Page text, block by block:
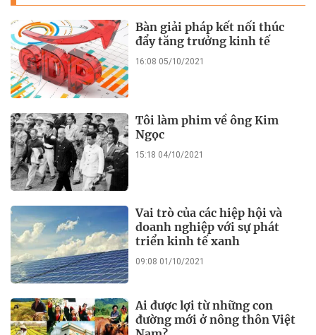
Bàn giải pháp kết nối thúc
đẩy tăng trưởng kinh tế
16:08 05/10/2021
Tôi làm phim về ông Kim
Ngọc
15:18 04/10/2021
Vai trò của các hiệp hội và
doanh nghiệp với sự phát
triển kinh tế xanh
09:08 01/10/2021
Ai được lợi từ những con
đường mới ở nông thôn Việt